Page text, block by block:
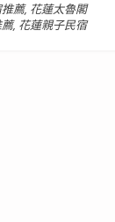
薦, 花蓮太魯閣
, 花蓮親子民宿